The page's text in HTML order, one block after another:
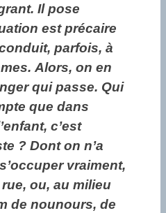
Il pose
est précaire
parfois, à
Alors, on en
qui passe. Qui
que dans
c’est
? Dont on n’a
vraiment,
ou, au milieu
de nounours, de